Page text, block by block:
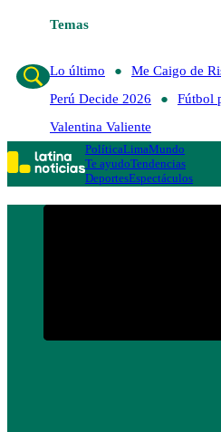
Temas
Lo último
Me Caigo de
Perú Decide 2026
Fútbol
Valentina Valiente
PolíticaLimaMundo
Te ayudoTendencias
DeportesEspectáculos